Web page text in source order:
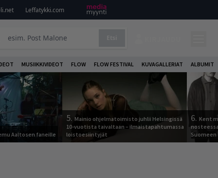
Leffatykki.com
MUSIIKKIVIDEOT FLOW FLOW FESTIVAL KUVAGALLERIAT ALBUMIT
Aaltosen faneille
5. Mainio ohjelmatoimisto juhlii Helsingissä
10-vuotista taivaltaan – ilmaistapahtumassa
loistoesiintyjät
6. Kent
Suomeen